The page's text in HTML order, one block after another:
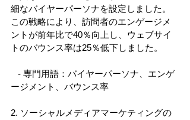
細なバイヤーパーソナを設定しました。
この戦略により、訪問者のエンゲージメ
ントが前年比で40％向上し、ウェブサイ
トのバウンス率は25％低下しました。
- 専門用語：バイヤーパーソナ、エンゲ
ージメント、バウンス率
2. ソーシャルメディアマーケティングの